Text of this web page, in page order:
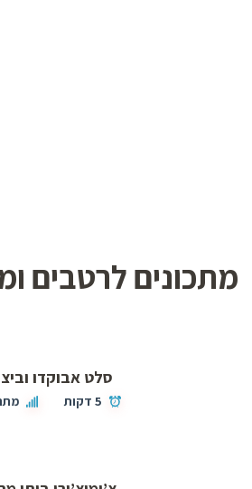
מתכונים לרטבים
סלט אבוקדו
5 דקות